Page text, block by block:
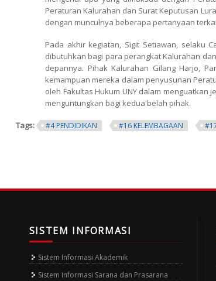
Peraturan Kalurahan dan Surat Keputusan
dengan munculnya beberapa pertanyaan
Pada akhir kegiatan, Sigit Setiawan, selaku
dibutuhkan bagi para perangkat Kalurahan
depannya. Pihak Kalurahan Gilang Harjo,
kemampuan mereka dalam penyusunan
oleh Fakultas Hukum UNY dalam
menguntungkan bagi kedua belah pihak.
Tags: #4 PENDIDIKAN #16 KELEMBAGAAN
SISTEM INFORMASI
Sistem Informasi Akademik
Sistem Informasi Sarana dan Prasarana